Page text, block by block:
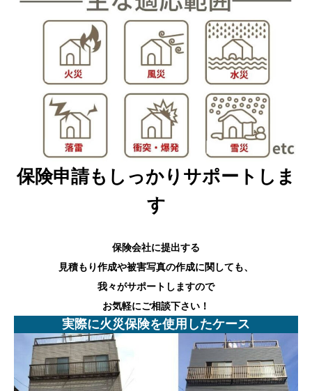
保険申請もしっかりサポートしま
す
保険会社に提出する
見積もり作成や被害写真の作成に関しても、
我々がサポートしますので
お気軽にご相談下さい！
実際に火災保険を使用したケース